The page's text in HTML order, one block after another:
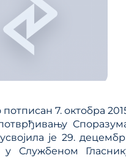
7. октобра
је 29.
у Службеном